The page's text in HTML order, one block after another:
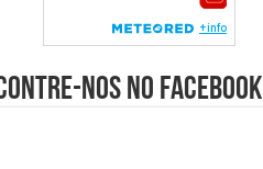
nos no Facebook